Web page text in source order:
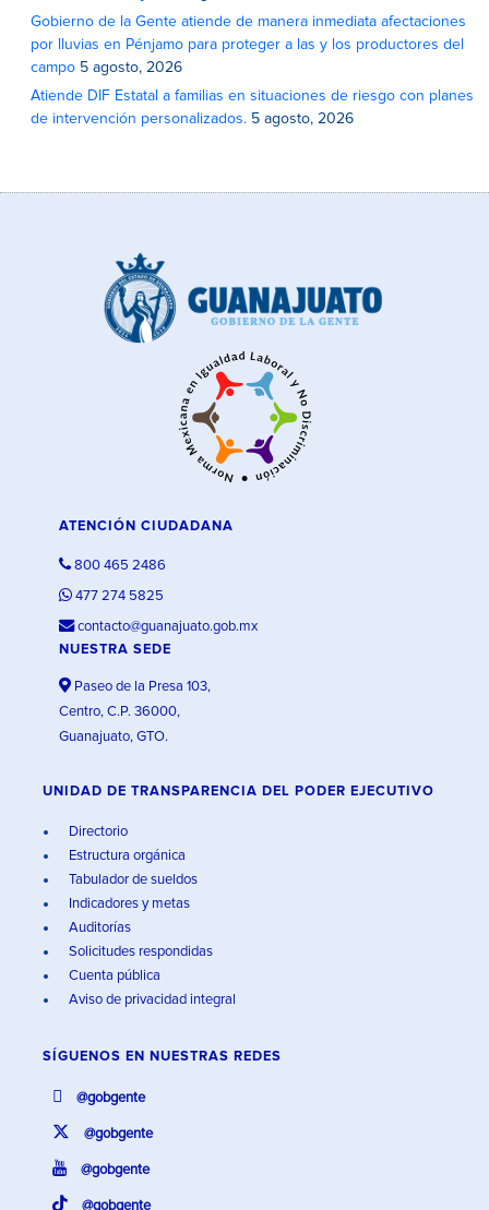
Gobierno de la Gente atiende de manera inmediata afectaciones
por lluvias en Pénjamo para proteger a las y los productores del
campo 5 agosto, 2026
Atiende DIF Estatal a familias en situaciones de riesgo con planes
de intervención personalizados. 5 agosto, 2026
ATENCIÓN CIUDADANA
800 465 2486
477 274 5825
contacto@guanajuato.gob.mx
NUESTRA SEDE
Paseo de la Presa 103,
Centro, C.P. 36000,
Guanajuato, GTO.
UNIDAD DE TRANSPARENCIA DEL PODER EJECUTIVO
Directorio
Estructura orgánica
Tabulador de sueldos
Indicadores y metas
Auditorías
Solicitudes respondidas
Cuenta pública
Aviso de privacidad integral
SÍGUENOS EN NUESTRAS REDES
@gobgente
@gobgente
@gobgente
@gobgente